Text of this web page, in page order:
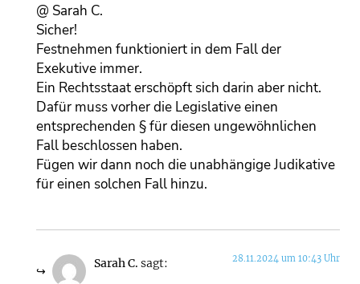
@ Sarah C.
Sicher!
Festnehmen funktioniert in dem Fall der
Exekutive immer.
Ein Rechtsstaat erschöpft sich darin aber nicht.
Dafür muss vorher die Legislative einen
entsprechenden § für diesen ungewöhnlichen
Fall beschlossen haben.
Fügen wir dann noch die unabhängige Judikative
für einen solchen Fall hinzu.
Sarah C. sagt: 28.11.2024 um 10:43 Uhr